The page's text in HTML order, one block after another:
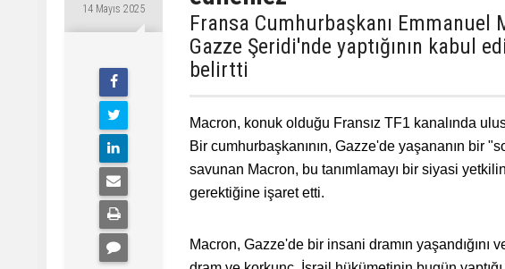
14 Mayıs 2025
Fransa Cumhurbaşkanı
Gazze Şeridi'nde yaptığının kabul
belirtti
Macron, konuk olduğu Fransız TF1 kanalında
Bir cumhurbaşkanının, Gazze'de yaşananın bir
savunan Macron, bu tanımlamayı bir siyasi
gerektiğine işaret etti.
Macron, Gazze'de bir insani dramın